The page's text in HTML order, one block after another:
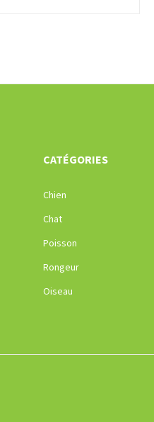
CATÉGORIES
Chien
Chat
Poisson
Rongeur
Oiseau